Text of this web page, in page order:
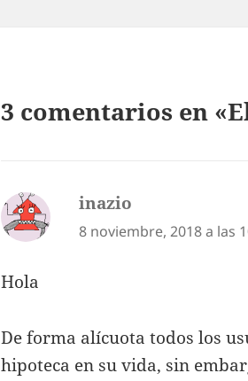
3 comentarios en
inazio
8 noviembre, 2018 a las
Hola
De forma alícuota todos los
hipoteca en su vida, sin